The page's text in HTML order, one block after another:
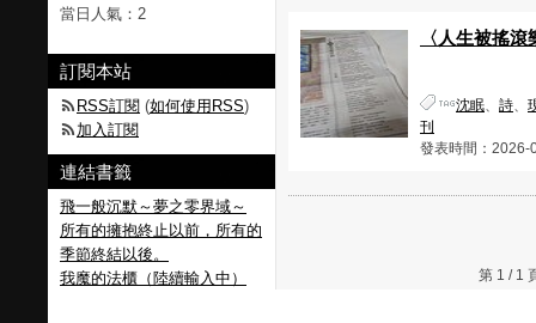
〈人生被搖
沈眠、 詩、
刊
發表時間：2026-
第 1 /
當日人氣： 2
訂閱本站
RSS訂閱 (如何使用RSS)
加入訂閱
連結書籤
飛一般沉默～夢之零界域～
所有的擁抱終止以前，所有的
季節終結以後。
我魔的法櫃（陸續輸入中）